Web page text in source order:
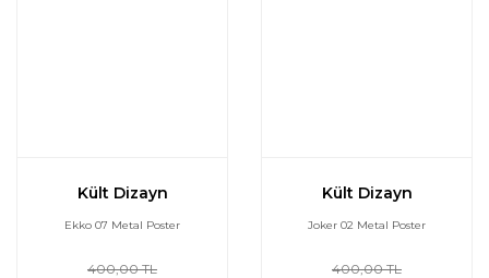
Kült Dizayn
Ekko 07 Metal Poster
400,00 TL
Kült Dizayn
Joker 02 Metal Poster
400,00 TL